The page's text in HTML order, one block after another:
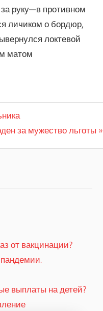
руку—в противном
личиком о бордюр,
локтевой
матом
за мужество льготы
от вакцинации?
выплаты на детей?